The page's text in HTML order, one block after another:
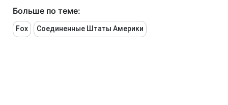
Больше по теме:
Fox Соединенные Штаты Америки